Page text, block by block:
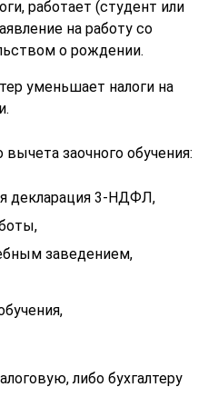
работает (студент или
на работу со
о рождении.
уменьшает налоги на
заочного обучения:
декларация 3-НДФЛ,
заведением,
либо бухгалтеру